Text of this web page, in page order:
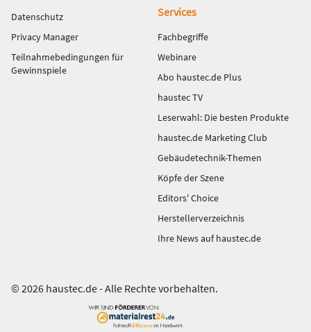
Datenschutz
Privacy Manager
Teilnahmebedingungen für
Gewinnspiele
Services
Fachbegriffe
Webinare
Abo haustec.de Plus
haustec TV
Leserwahl: Die besten Produkte
haustec.de Marketing Club
Gebäudetechnik-Themen
Köpfe der Szene
Editors' Choice
Herstellerverzeichnis
Ihre News auf haustec.de
© 2026 haustec.de - Alle Rechte vorbehalten.